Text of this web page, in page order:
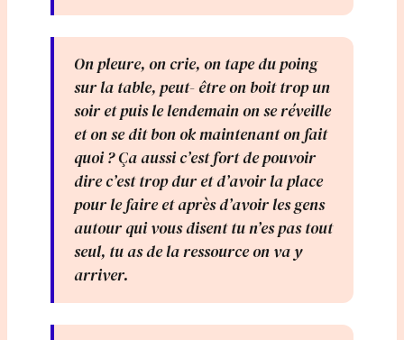
On pleure, on crie, on tape du poing
sur la table, peut- être on boit trop un
soir et puis le lendemain on se réveille
et on se dit bon ok maintenant on fait
quoi ? Ça aussi c’est fort de pouvoir
dire c’est trop dur et d’avoir la place
pour le faire et après d’avoir les gens
autour qui vous disent tu n’es pas tout
seul, tu as de la ressource on va y
arriver.